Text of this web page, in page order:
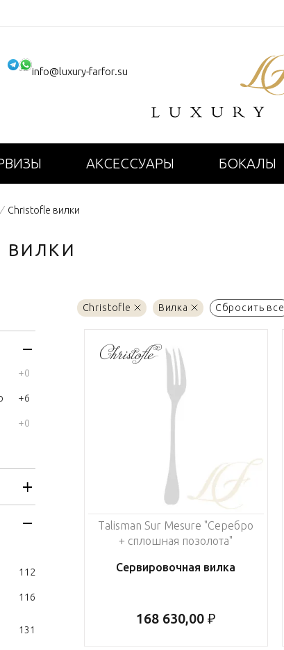
info@luxury-farfor.su
АКСЕССУАРЫ БОКАЛЫ
/ Christofle вилки
ВИЛКИ
+0
+6
+0
112
116
131
Christofle Вилка Сбросить все
Talisman Sur Mesure "Серебро
+ сплошная позолота"
Сервировочная вилка
168 630,00 ₽